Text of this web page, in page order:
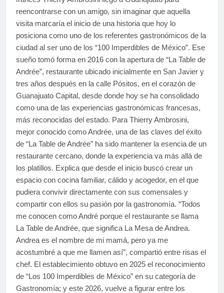
reencontrarse con un amigo, sin imaginar que aquella
visita marcaría el inicio de una historia que hoy lo
posiciona como uno de los referentes gastronómicos de la
ciudad al ser uno de los “100 Imperdibles de México”. Ese
sueño tomó forma en 2016 con la apertura de “La Table de
Andrée”, restaurante ubicado inicialmente en San Javier y
tres años después en la calle Pósitos, en el corazón de
Guanajuato Capital, desde donde hoy se ha consolidado
como una de las experiencias gastronómicas francesas,
más reconocidas del estado. Para Thierry Ambrosini,
mejor conocido como Andrée, una de las claves del éxito
de “La Table de Andrée” ha sido mantener la esencia de un
restaurante cercano, donde la experiencia va más allá de
los platillos. Explica que desde el inicio buscó crear un
espacio con cocina familiar, cálido y acogedor, en el que
pudiera convivir directamente con sus comensales y
compartir con ellos su pasión por la gastronomía. “Todos
me conocen como André porque el restaurante se llama
La Table de Andrée, que significa La Mesa de Andrea.
Andrea es el nombre de mi mamá, pero ya me
acostumbré a que me llamen así”, compartió entre risas el
chef. El establecimiento obtuvo en 2025 el reconocimiento
de “Los 100 Imperdibles de México” en su categoría de
Gastronomía; y este 2026, vuelve a figurar entre los